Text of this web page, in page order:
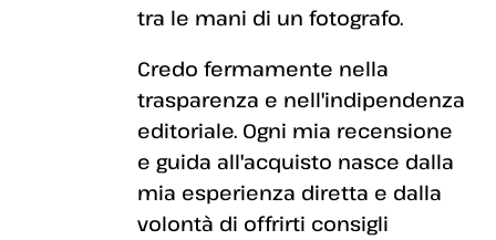
tra le mani di un fotografo.
Credo fermamente nella
trasparenza e nell'indipendenza
editoriale. Ogni mia recensione
e guida all'acquisto nasce dalla
mia esperienza diretta e dalla
volontà di offrirti consigli